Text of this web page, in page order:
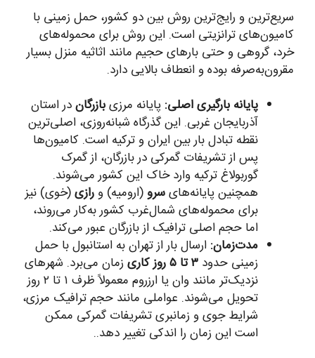
سریع‌ترین و رایج‌ترین روش بین دو کشور، حمل زمینی با
کامیون‌های ترانزیتی است. این روش برای محموله‌های
خرد، گروهی و حتی بارهای حجیم مانند اثاثیه منزل بسیار
مقرون‌به‌صرفه بوده و انعطاف بالایی دارد.
پایانه بارگیری اصلی: پایانه مرزیبازرگاندر استان
آذربایجان غربی. این گذرگاه شبانه‌روزی، اصلی‌ترین
نقطه تبادل بار بین ایران و ترکیه است. کامیون‌ها
پس از تشریفات گمرکی در بازرگان، از گمرک
گوربولاغ ترکیه وارد خاک این کشور می‌شوند.
همچنین پایانه‌هایسرو(ارومیه) ورازی(خوی) نیز
برای محموله‌های شمال‌غرب کشور به‌کار می‌روند،
اما حجم اصلی ترافیک از بازرگان عبور می‌کند.
مدت‌زمان: ارسال بار از تهران به استانبول با حمل
زمینی حدود ۳ تا ۵ روز کاری
زمان می‌برد. شهرهای
نزدیک‌تر مانند وان یا ارزروم معمولاً ظرف ۱ تا ۲ روز
تحویل می‌شوند. عواملی مانند حجم ترافیک مرزی،
شرایط جوی و زمانبری تشریفات گمرکی ممکن
است این زمان را اندکی تغییر دهد..